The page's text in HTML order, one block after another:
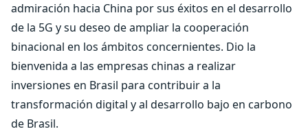
admiración hacia China por sus éxitos en el desarrollo
de la 5G y su deseo de ampliar la cooperación
binacional en los ámbitos concernientes. Dio la
bienvenida a las empresas chinas a realizar
inversiones en Brasil para contribuir a la
transformación digital y al desarrollo bajo en carbono
de Brasil.